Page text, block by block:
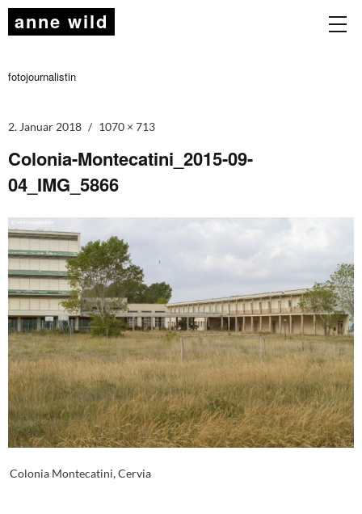
anne wild
fotojournalistin
2. Januar 2018 1070 × 713
Colonia-Montecatini_2015-09-
04_IMG_5866
Colonia Montecatini, Cervia